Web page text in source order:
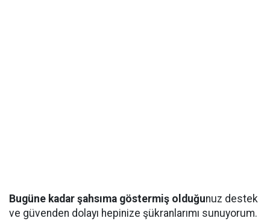
Bugüne kadar şahsıma göstermiş olduğunuz destek
ve güvenden dolayı hepinize şükranlarımı sunuyorum.